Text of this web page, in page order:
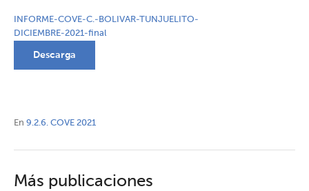
INFORME-COVE-C.-BOLIVAR-TUNJUELITO-
DICIEMBRE-2021-final
Descarga
En 9.2.6. COVE 2021
Más publicaciones